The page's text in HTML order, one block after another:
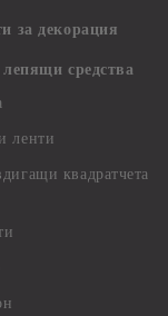
за декорация
средства
ленти
квадратчета